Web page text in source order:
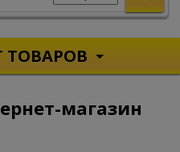
ТОВАРОВ
магазин